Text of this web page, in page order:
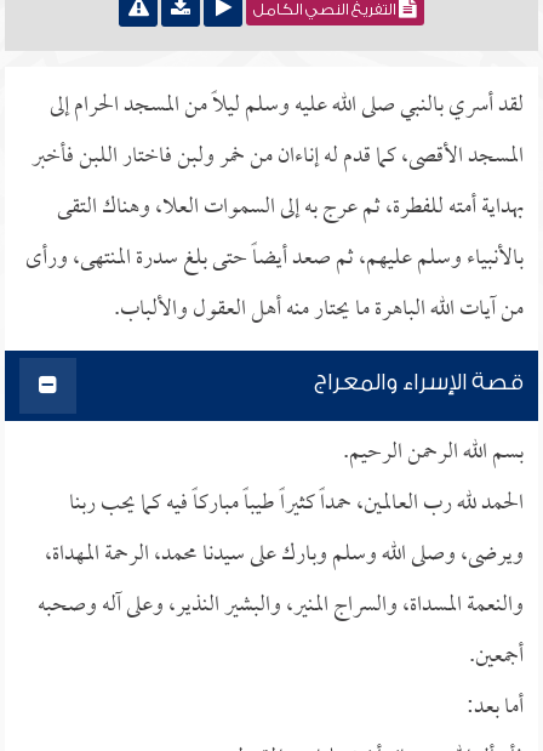
التفريغ النصي الكامل
لقد أسري بالنبي صلى الله عليه وسلم ليلاً من المسجد الحرام إلى
المسجد الأقصى، كما قدم له إناءان من خمر ولبن فاختار اللبن فأخبر
بهداية أمته للفطرة، ثم عرج به إلى السموات العلا، وهناك التقى
بالأنبياء وسلم عليهم، ثم صعد أيضاً حتى بلغ سدرة المنتهى، ورأى
من آيات الله الباهرة ما يحتار منه أهل العقول والألباب.
قصة الإسراء والمعراج
بسم الله الرحمن الرحيم.
الحمد لله رب العالمين، حمداً كثيراً طيباً مباركاً فيه كما يحب ربنا
ويرضى، وصلى الله وسلم وبارك على سيدنا محمد، الرحمة المهداة،
والنعمة المسداة، والسراج المنير، والبشير النذير، وعلى آله وصحبه
أجمعين.
أما بعد: